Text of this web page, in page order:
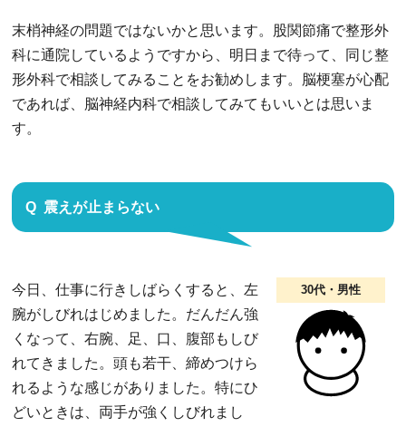
末梢神経の問題ではないかと思います。股関節痛で整形外
科に通院しているようですから、明日まで待って、同じ整
形外科で相談してみることをお勧めします。脳梗塞が心配
であれば、脳神経内科で相談してみてもいいとは思いま
す。
震えが止まらない
30代・男性
今日、仕事に行きしばらくすると、左
腕がしびれはじめました。だんだん強
くなって、右腕、足、口、腹部もしび
れてきました。頭も若干、締めつけら
れるような感じがありました。特にひ
どいときは、両手が強くしびれまし